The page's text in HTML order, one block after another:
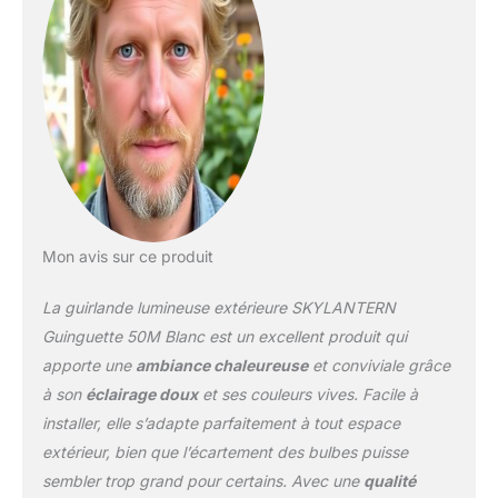
composé de 5 leds
chacun, garantissant un
éclairage intense optimal
! 🔌 RACCORDABLE : Nos
guirlandes possèdent
des prises
mâles/femelles aux
embouts afin de pouvoir
guirlande exterieure
poussière. Elle est
conforme aux normes
CE et IP44. Les
ampoules sont étanches
et non remplaçables.
Guirlande electrique,
basse tension. 🇫🇷
Mon avis sur ce produit
La guirlande lumineuse extérieure SKYLANTERN
Guinguette 50M Blanc est un excellent produit qui
apporte une ambiance chaleureuseet conviviale grâce
à son éclairage douxet ses couleurs vives. Facile à
installer, elle s’adapte parfaitement à tout espace
extérieur, bien que l’écartement des bulbes puisse
sembler trop grand pour certains. Avec une qualité